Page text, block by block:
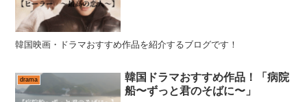
韓国映画・ドラマおすすめ作品を紹介するブログです！
drama
韓国ドラマおすすめ作品！「病院
船〜ずっと君のそばに〜」